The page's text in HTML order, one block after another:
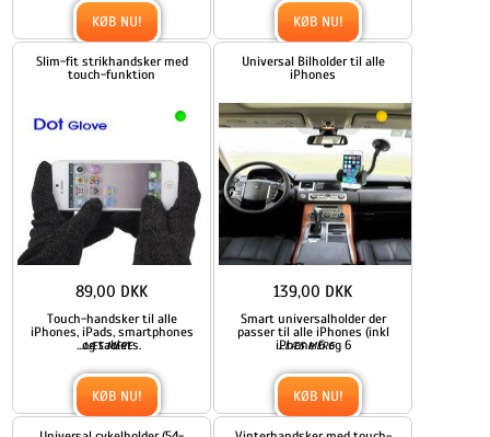
KØB NU! KØB NU!
Slim-fit strikhandsker med
touch-funktion
Touch-handsker til alle
iPhones, iPads, smartphones
og tablets.
...LÆS MERE
89,00 DKK
KØB NU!
Universal Bilholder til alle
iPhones
Smart universalholder der
passer til alle iPhones (inkl
iPhone 6 og 6
...LÆS MERE
139,00 DKK
KØB NU!